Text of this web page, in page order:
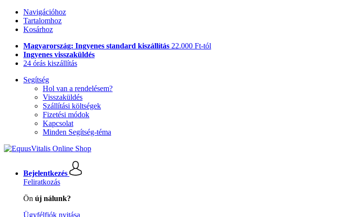
Navigációhoz
Tartalomhoz
Kosárhoz
Magyarország: Ingyenes standard kiszállítás 22.000 Ft-tól
Ingyenes visszaküldés
24 órás kiszállítás
Segítség
Hol van a rendelésem?
Visszaküldés
Szállítási költségek
Fizetési módok
Kapcsolat
Minden Segítség-téma
Bejelentkezés
Feliratkozás
Ön új nálunk?
Ügyfélfiók nyitása